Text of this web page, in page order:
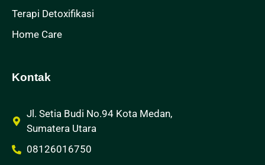
Terapi Detoxifikasi
Home Care
Kontak
Jl. Setia Budi No.94 Kota Medan,
Sumatera Utara
08126016750